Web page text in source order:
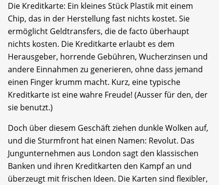
Die Kreditkarte: Ein kleines Stück Plastik mit einem
Chip, das in der Herstellung fast nichts kostet. Sie
ermöglicht Geldtransfers, die de facto überhaupt
nichts kosten. Die Kreditkarte erlaubt es dem
Herausgeber, horrende Gebühren, Wucherzinsen und
andere Einnahmen zu generieren, ohne dass jemand
einen Finger krumm macht. Kurz, eine typische
Kreditkarte ist eine wahre Freude! (Ausser für den, der
sie benutzt.)
Doch über diesem Geschäft ziehen dunkle Wolken auf,
und die Sturmfront hat einen Namen: Revolut. Das
Jungunternehmen aus London sagt den klassischen
Banken und ihren Kreditkarten den Kampf an und
überzeugt mit frischen Ideen. Die Karten sind flexibler,